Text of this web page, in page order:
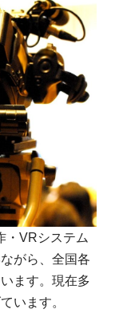
・VRシステム
がら、全国各
ます。現在多
います。